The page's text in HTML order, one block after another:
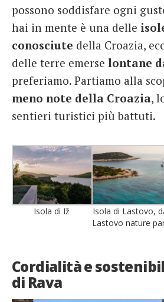
possono soddisfare ogni
hai in mente è una delle
conosciute della Croazia,
delle terre emerse lontane
preferiamo. Partiamo alla
meno note della Croazia,
sentieri turistici più battuti.
Isola di Iž
Isola di Lastovo,
Lastovo nature
Cordialità e
di Rava